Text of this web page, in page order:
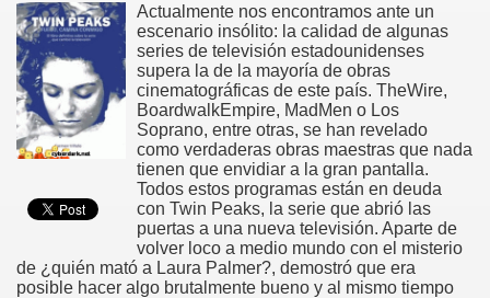
Actualmente nos encontramos ante un
escenario insólito: la calidad de algunas
series de televisión estadounidenses
supera la de la mayoría de obras
cinematográficas de este país. TheWire,
BoardwalkEmpire, MadMen o Los
Soprano, entre otras, se han revelado
como verdaderas obras maestras que nada
tienen que envidiar a la gran pantalla.
Todos estos programas están en deuda
con Twin Peaks, la serie que abrió las
puertas a una nueva televisión. Aparte de
volver loco a medio mundo con el misterio
de ¿quién mató a Laura Palmer?, demostró que era
posible hacer algo brutalmente bueno y al mismo tiempo